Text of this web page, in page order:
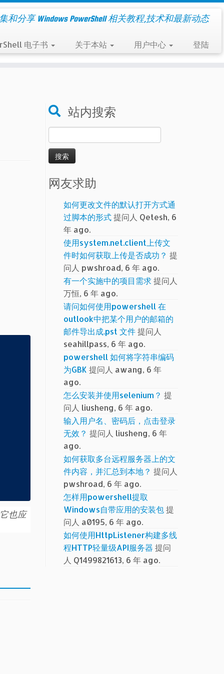
和分享 Windows PowerShell 相关教程,技术和最新动态
电子书 关于本站 用户中心 登陆
也应
站内搜索
索：
网友求助
如何更改文件的默认打开方式通
过脚本的形式提问人 Qetesh, 6
年 ago.
使用system.net.client上传文
件时如何获取上传是否成功？ 提
问人 pwshroad, 6 年 ago.
有一个实施中的项目需求提问人
万恒, 6 年 ago.
请问如何使用powershell 在
outlook中把某个用户的邮箱的
邮件导出成.pst 文件提问人
seahillpass, 6 年 ago.
powershell 如何将字符串编码
为GBK 提问人 awang, 6 年
ago.
怎么安装并使用selenium？ 提
问人 liusheng, 6 年 ago.
输入用户名、密码后，点击登录
无效？ 提问人 liusheng, 6 年
ago.
如何获取多台远程服务器上的文
件内容，并汇总到本地？ 提问人
pwshroad, 6 年 ago.
怎样用powershell提取
Windows自带应用的安装包提
问人 a0195, 6 年 ago.
如何使用HttpListener构建多线
程HTTP轻量级API服务器 提问
人 Q1499821613, 6 年 ago.